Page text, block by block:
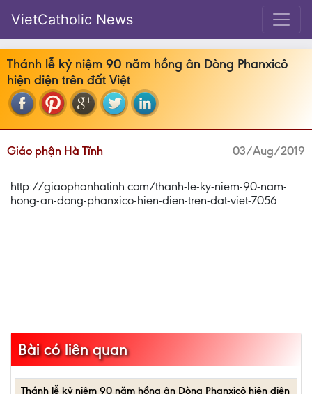
VietCatholic News
Thánh lễ kỷ niệm 90 năm hồng ân Dòng Phanxicô
hiện diện trên đất Việt
Giáo phận Hà Tĩnh 03/Aug/2019
http://giaophanhatinh.com/thanh-le-ky-niem-90-nam-
hong-an-dong-phanxico-hien-dien-tren-dat-viet-7056
Bài có liên quan
Thánh lễ kỷ niệm 90 năm hồng ân Dòng Phanxicô hiện diện